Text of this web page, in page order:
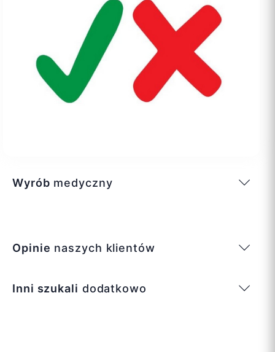
Wyrób medyczny
Opinie naszych klientów
Inni szukali dodatkowo